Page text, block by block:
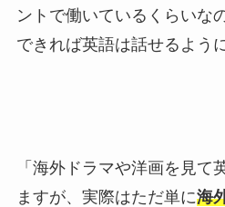
ントで働いているくらいな
できれば英語は話せるよう
「海外ドラマや洋画を見て
ますが、実際はただ単に海